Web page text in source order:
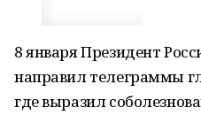
8 января Президент
направил телеграммы
где выразил